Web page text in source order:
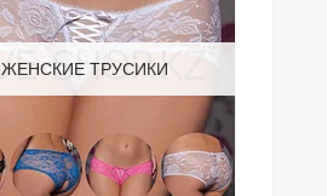
ЖЕНСКИЕ ТРУСИКИ